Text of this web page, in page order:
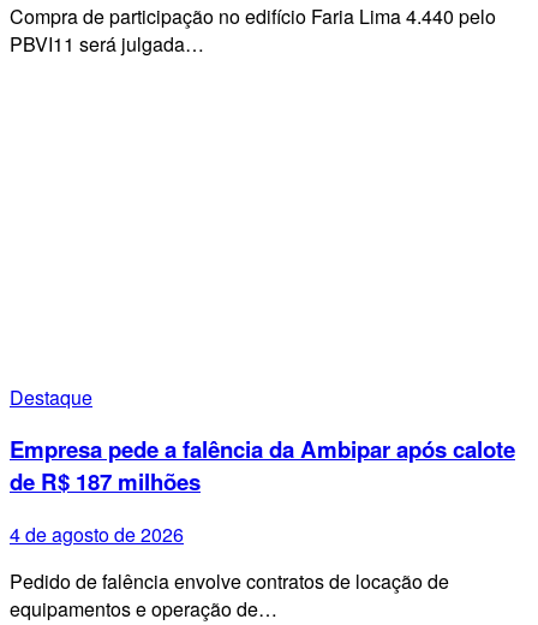
Compra de participação no edifício Faria Lima 4.440 pelo
PBVI11 será julgada…
Destaque
Empresa pede a falência da Ambipar após calote
de R$ 187 milhões
4 de agosto de 2026
Pedido de falência envolve contratos de locação de
equipamentos e operação de…